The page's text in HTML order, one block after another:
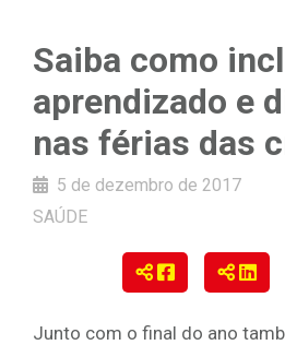
Saiba como
aprendizado e
nas férias das
5 de dezembro de 2017
SAÚDE
Junto com o final do ano